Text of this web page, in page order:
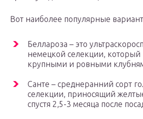
Вот наиболее популярные
Беллароза – это
немецкой селекции, который
крупными и ровными
Санте – среднеранний сорт
селекции, приносящий
спустя 2,5-3 месяца после